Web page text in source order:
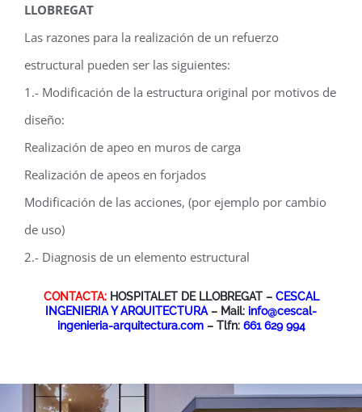
LLOBREGAT
Las razones para la realización de un refuerzo
estructural pueden ser las siguientes:
1.- Modificación de la estructura original por motivos de
diseño:
Realización de apeo en muros de carga
Realización de apeos en forjados
Modificación de las acciones, (por ejemplo por cambio
de uso)
2.- Diagnosis de un elemento estructural
CONTACTA:HOSPITALET DE LLOBREGAT – CESCAL
INGENIERIA Y ARQUITECTURA – Mail: info@cescal-
ingenieria-arquitectura.com– Tlfn: 661 629 994